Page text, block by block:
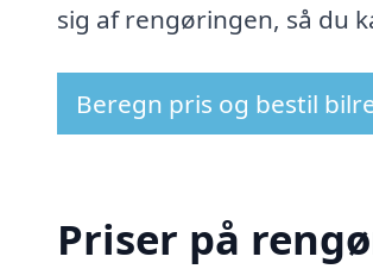
sig af rengøringen, så du
Beregn pris og bestil
Priser på